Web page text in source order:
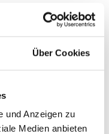
Über Cookies
und Anzeigen zu
Medien anbieten
Form von
heißt es in ihrem
„Love Is
zu behandeln,
Bei Enjoy Jazz ist
Londons zu